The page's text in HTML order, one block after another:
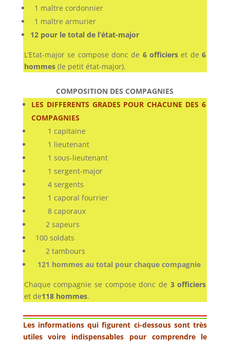
1 maître cordonnier
1 maître armurier
12 pour le total de l’état-major
L’Etat-major se compose donc de 6 officiers et de 6
hommes (le petit état-major).
COMPOSITION DES COMPAGNIES
LES DIFFERENTS GRADES POUR CHACUNE DES 6
COMPAGNIES
1 capitaine
1 lieutenant
1 sous-lieutenant
1 sergent-major
4 sergents
1 caporal fourrier
8 caporaux
2 sapeurs
100 soldats
2 tambours
121 hommes au total pour chaque compagnie
Chaque compagnie se compose donc de 3 officiers
et de118 hommes.
Les informations qui figurent ci-dessous sont très
utiles voire indispensables pour comprendre le